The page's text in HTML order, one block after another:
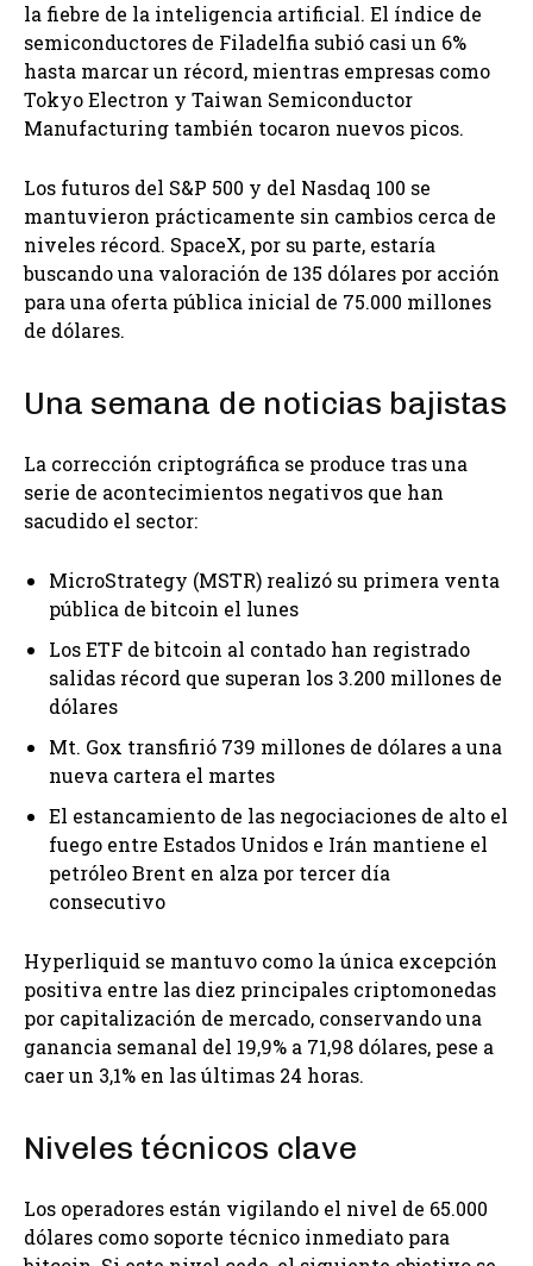
la fiebre de la inteligencia artificial. El índice de
semiconductores de Filadelfia subió casi un 6%
hasta marcar un récord, mientras empresas como
Tokyo Electron y Taiwan Semiconductor
Manufacturing también tocaron nuevos picos.
Los futuros del S&P 500 y del Nasdaq 100 se
mantuvieron prácticamente sin cambios cerca de
niveles récord. SpaceX, por su parte, estaría
buscando una valoración de 135 dólares por acción
para una oferta pública inicial de 75.000 millones
de dólares.
Una semana de noticias bajistas
La corrección criptográfica se produce tras una
serie de acontecimientos negativos que han
sacudido el sector:
MicroStrategy (MSTR) realizó su primera venta
pública de bitcoin el lunes
Los ETF de bitcoin al contado han registrado
salidas récord que superan los 3.200 millones de
dólares
Mt. Gox transfirió 739 millones de dólares a una
nueva cartera el martes
El estancamiento de las negociaciones de alto el
fuego entre Estados Unidos e Irán mantiene el
petróleo Brent en alza por tercer día
consecutivo
Hyperliquid se mantuvo como la única excepción
positiva entre las diez principales criptomonedas
por capitalización de mercado, conservando una
ganancia semanal del 19,9% a 71,98 dólares, pese a
caer un 3,1% en las últimas 24 horas.
Niveles técnicos clave
Los operadores están vigilando el nivel de 65.000
dólares como soporte técnico inmediato para